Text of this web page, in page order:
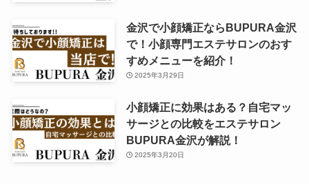
金沢で小顔矯正ならBUPURA金沢
で！小顔専門エステサロンのおす
すめメニューを紹介！
2025年3月29日
小顔矯正に効果はある？自宅マッ
サージとの比較をエステサロン
BUPURA金沢が解説！
2025年3月20日